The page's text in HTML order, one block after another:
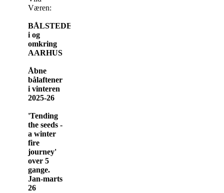
Væren:
BÅLSTEDER
i og
omkring
AARHUS
Åbne
bålaftener
i vinteren
2025-26
'Tending
the seeds -
a winter
fire
journey'
over 5
gange.
Jan-marts
26